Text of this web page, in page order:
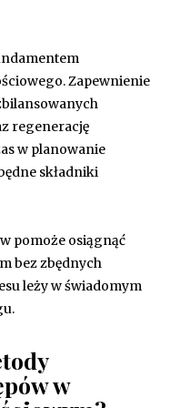
Zapewnienie
regenerację
w planowanie
składniki
pomoże osiągnąć
bez zbędnych
leży w świadomym
w